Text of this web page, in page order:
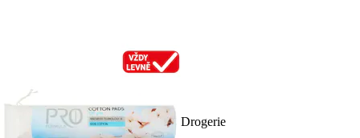
Drogerie